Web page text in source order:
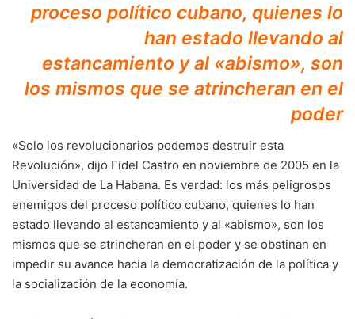
proceso político cubano, quienes lo
han estado llevando al
estancamiento y al «abismo», son
los mismos que se atrincheran en el
poder
«Solo los revolucionarios podemos destruir esta
Revolución», dijo Fidel Castro en noviembre de 2005 en la
Universidad de La Habana. Es verdad: los más peligrosos
enemigos del proceso político cubano, quienes lo han
estado llevando al estancamiento y al «abismo», son los
mismos que se atrincheran en el poder y se obstinan en
impedir su avance hacia la democratización de la política y
la socialización de la economía.